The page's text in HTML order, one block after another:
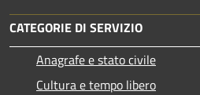
CATEGORIE DI SERVIZIO
Anagrafe e stato civile
Cultura e tempo libero